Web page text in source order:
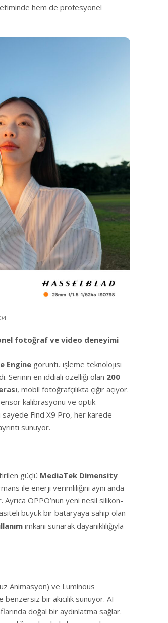
hem de profesyonel
fotoğraf ve video deneyimi
Engine görüntü işleme teknolojisi
Serinin en iddialı özelliği olan 200
, mobil fotoğrafçılıkta çığır açıyor.
kalibrasyonu ve optik
Find X9 Pro, her karede
sunuyor.
güçlü MediaTek Dimensity
ile enerji verimliliğini aynı anda
OPPO’nun yeni nesil silikon-
büyük bir bataryaya sahip olan
imkanı sunarak dayanıklılığıyla
Animasyon) ve Luminous
bir akıcılık sunuyor. AI
doğal bir aydınlatma sağlar.